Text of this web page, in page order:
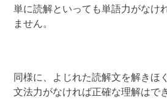
単に読解といっても単語力がなけ
ません。
同様に、よじれた読解文を解きほ
文法力がなければ正確な理解はで